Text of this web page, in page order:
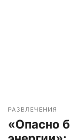
РАЗВЛЕЧЕНИЯ
«Опасно